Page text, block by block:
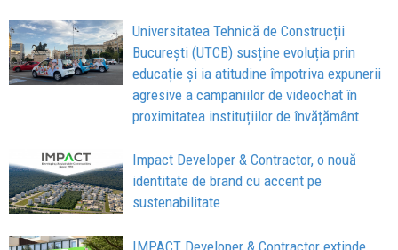
Universitatea Tehnică de Construcții
București (UTCB) susține evoluția prin
educație și ia atitudine împotriva expunerii
agresive a campaniilor de videochat în
proximitatea instituțiilor de învățământ
Impact Developer & Contractor, o nouă
identitate de brand cu accent pe
sustenabilitate
IMPACT Developer & Contractor extinde